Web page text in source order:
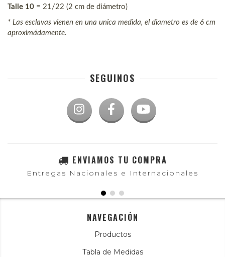
Talle 10 = 21/22 (2 cm de diámetro)
* Las esclavas vienen en una unica medida, el diametro es de 6 cm
aproximádamente.
SEGUINOS
ENVIAMOS TU COMPRA
Entregas Nacionales e Internacionales
NAVEGACIÓN
Productos
Tabla de Medidas